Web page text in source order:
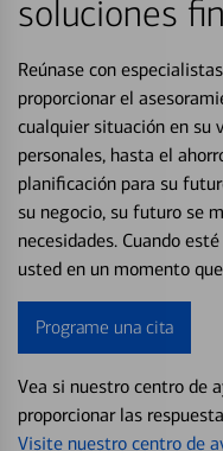
soluciones
Reúnase con
proporcionar el
cualquier situación en su
personales, hasta el
planificación para su
su negocio, su futuro se
necesidades. Cuando
usted en un momento
Programe una cita
Vea si nuestro centro de
proporcionar las
Visite nuestro centro de